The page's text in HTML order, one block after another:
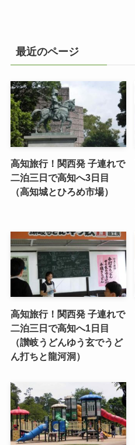
最近のページ
高知旅行！関西発 子連れで
二泊三日で高知へ3日目
（高知城とひろめ市場）
高知旅行！関西発 子連れで
二泊三日で高知へ1日目
（讃岐うどんゆう玄でうど
ん打ちと龍河洞）